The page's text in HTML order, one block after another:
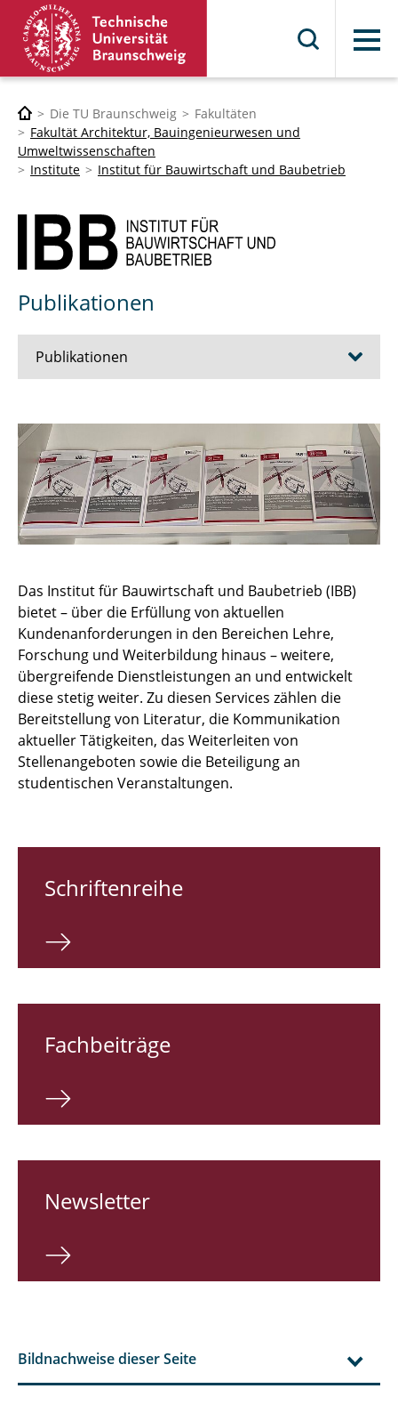
Menü
Die TU Braunschweig
Fakultäten
Fakultät Architektur, Bauingenieurwesen und
Umweltwissenschaften
Institute
Institut für Bauwirtschaft und Baubetrieb
Publikationen
Publikationen
Fachbeiträge
Newsletter
← Startseite IBB
Das Institut für Bauwirtschaft und Baubetrieb (IBB)
bietet – über die Erfüllung von aktuellen
Kundenanforderungen in den Bereichen Lehre,
Forschung und Weiterbildung hinaus – weitere,
übergreifende Dienstleistungen an und entwickelt
diese stetig weiter. Zu diesen Services zählen die
Bereitstellung von Literatur, die Kommunikation
aktueller Tätigkeiten, das Weiterleiten von
Stellenangeboten sowie die Beteiligung an
studentischen Veranstaltungen.
Schriftenreihe
Fachbeiträge
Newsletter
Bildnachweise dieser Seite